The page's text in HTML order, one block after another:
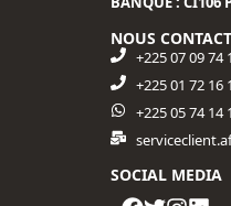
NOUS
+225 07 09 74
+225 01 72 16
+225 05 74 14
SOCIAL MEDIA